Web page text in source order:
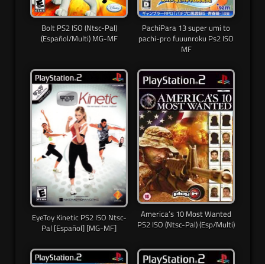
Bolt PS2 ISO (Ntsc-Pal)
(Español/Multi) MG-MF
PachiPara 13 super umi to
pachi-pro fuuunroku Ps2 ISO
MF
EyeToy Kinetic PS2 ISO Ntsc-
Pal [Español] [MG-MF]
America’s 10 Most Wanted
PS2 ISO (Ntsc-Pal) (Esp/Multi)